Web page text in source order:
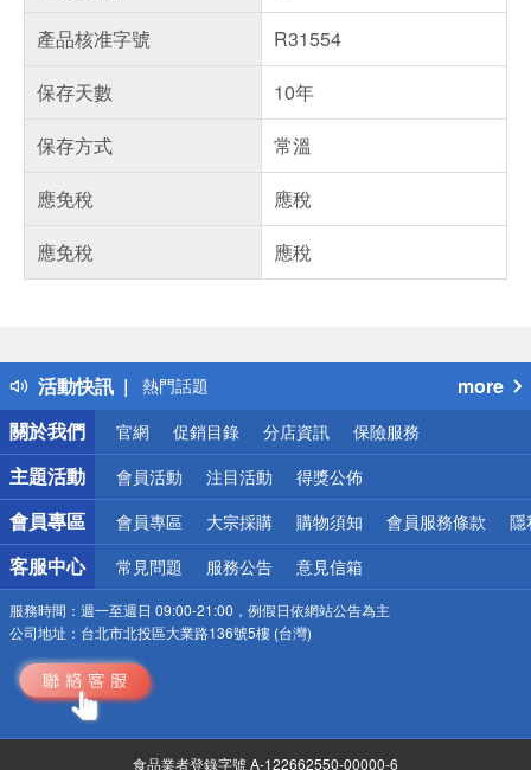
產品核准字號
R31554
保存天數
10年
保存方式
常溫
應免稅
應稅
應免稅
應稅
活動快訊
得獎公告
熱門話題
銀行優惠
偏遠地區配送
詐騙網頁！請小心！
more
關於我們
官網 促銷目錄 分店資訊 保險服務
主題活動 會員活動 注目活動 得獎公佈
會員專區 會員專區 大宗採購 購物須知 會員服務條款 隱
客服中心 常見問題 服務公告 意見信箱
服務時間： 週一至週日 09:00-21:00，例假日依網站公告為主
公司地址： 台北市北投區大業路136號5樓 (台灣)
食品業者登錄字號 A-122662550-00000-6